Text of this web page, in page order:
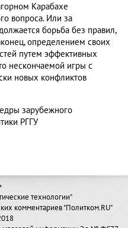
Карабахе
вопроса. Или за
борьба без правил,
определением своих
путем эффективных
нескончаемой игры с
новых конфликтов
зарубежного
РГГУ
технологии"
комментариев "Политком.RU"